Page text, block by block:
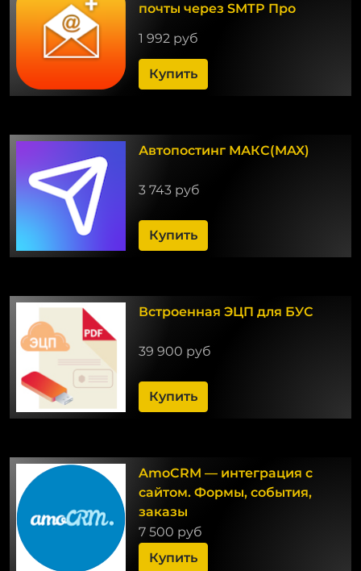
почты через SMTP Про
1 992 руб
Купить
Автопостинг МАКС(MAX)
3 743 руб
Купить
Встроенная ЭЦП для БУС
39 900 руб
Купить
AmoCRM — интеграция c
сайтом. Формы, события,
заказы
7 500 руб
Купить